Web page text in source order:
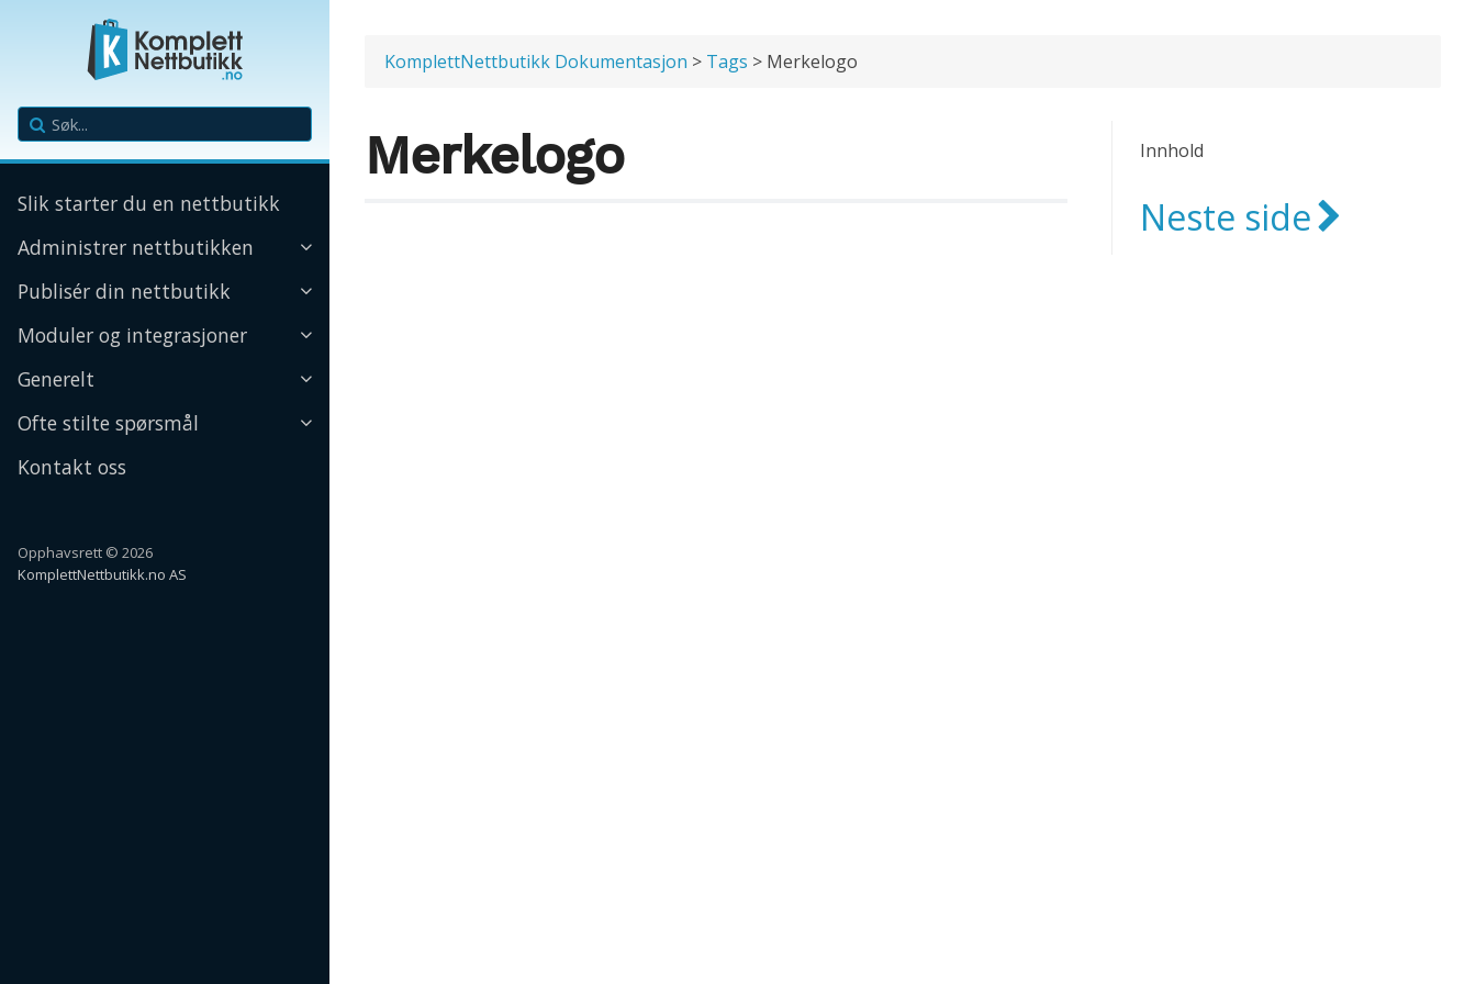
Slik starter du en nettbutikk
Administrer nettbutikken
Publisér din nettbutikk
Moduler og integrasjoner
Generelt
Ofte stilte spørsmål
Kontakt oss
Opphavsrett © 2026
KomplettNettbutikk.no AS
KomplettNettbutikk Dokumentasjon > Tags > Merkelogo
Innhold
Neste side
Merkelogo